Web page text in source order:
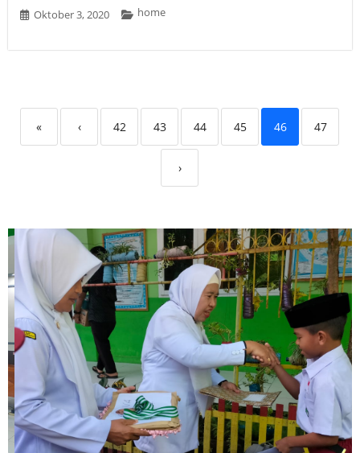
Oktober 3, 2020 home
« ‹ 42 43 44 45 46 47
›